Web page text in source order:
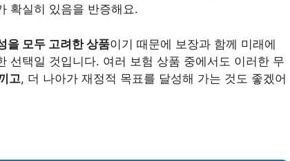
확실히 있음을 반증해요.
을 모두 고려한 상품이기 때문에 보장과 함께 미래에
선택일 것입니다. 여러 보험 상품 중에서도 이러한 무
고, 더 나아가 재정적 목표를 달성해 가는 것도 좋겠어